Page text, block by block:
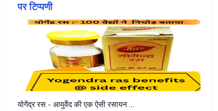
पर टिप्पणी
योगेंद्र रस - आयुर्वेद की एक ऐसी रसायन …